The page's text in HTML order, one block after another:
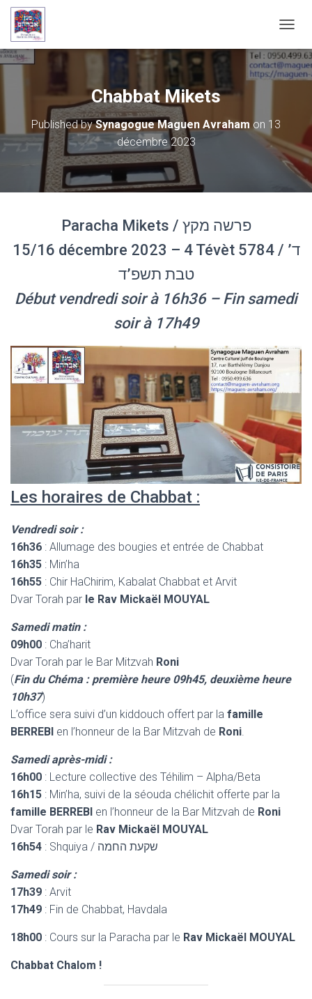
Chabbat Mikets
Published bySynagogue Maguen Avraham on 13
décembre 2023
Paracha Mikets / פרשה מקץ
15/16 décembre 2023 – 4 Tévèt 5784 / ד’
טבת תשפ’ד
Début vendredi soir à 16h36 – Fin samedi
soir à 17h49
Les horaires de Chabbat :
Vendredi soir :
16h36 : Allumage des bougies et entrée de Chabbat
16h35 : Min’ha
16h55 : Chir HaChirim, Kabalat Chabbat et Arvit
Dvar Torah par le Rav Mickaël MOUYAL
Samedi matin :
09h00 : Cha’harit
Dvar Torah par le Bar Mitzvah Roni
(Fin du Chéma : première heure 09h45, deuxième heure
10h37)
L’office sera suivi d’un kiddouch offert par la famille
BERREBI en l’honneur de la Bar Mitzvah de Roni.
Samedi après-midi :
16h00 : Lecture collective des Téhilim – Alpha/Beta
16h15 : Min’ha, suivi de la séouda chélichit offerte par la
famille BERREBI en l’honneur de la Bar Mitzvah de Roni
Dvar Torah par le Rav Mickaël MOUYAL
16h54
: Shquiya / שקעת החמה
Samedi soir :
17h39 : Arvit
17h49 : Fin de Chabbat, Havdala
18h00 : Cours sur la Paracha par le Rav Mickaël MOUYAL
Chabbat Chalom !